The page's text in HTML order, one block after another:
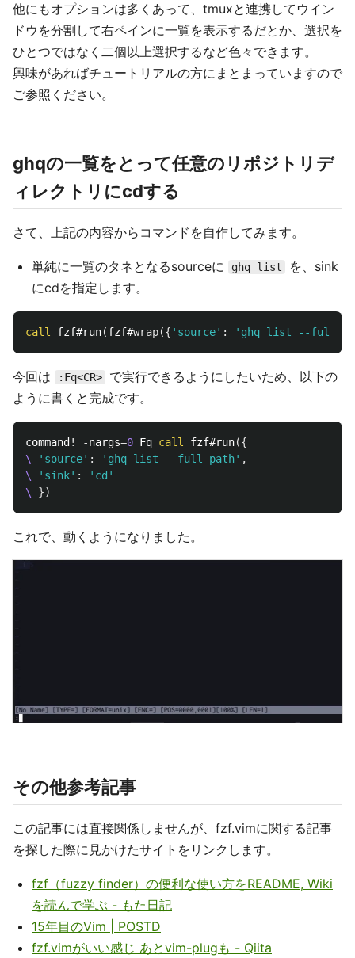
他にもオプションは多くあって、tmuxと連携してウイン
ドウを分割して右ペインに一覧を表示するだとか、選択を
ひとつではなく二個以上選択するなど色々できます。
興味があればチュートリアルの方にまとまっていますので
ご参照ください。
ghqの一覧をとって任意のリポジトリデ
ィレクトリにcdする
さて、上記の内容からコマンドを自作してみます。
単純に一覧のタネとなるsourceに ghq list
を、sink
にcdを指定します。
call fzf#run(fzf#wrap({ 'source' : 'ghq list --full-
今回は :Fq<CR>
で実行できるようにしたいため、以下の
ように書くと完成です。
command ! -nargs=0 Fq call fzf#run({
\
'source' : 'ghq list --full-path' ,
\
'sink' :
'cd'
\
})
これで、動くようになりました。
その他参考記事
この記事には直接関係しませんが、fzf.vimに関する記事
を探した際に見かけたサイトをリンクします。
fzf（fuzzy finder）の便利な使い方をREADME, Wiki
を読んで学ぶ - もた日記
15年目のVim | POSTD
fzf.vimがいい感じ あとvim-plugも - Qiita